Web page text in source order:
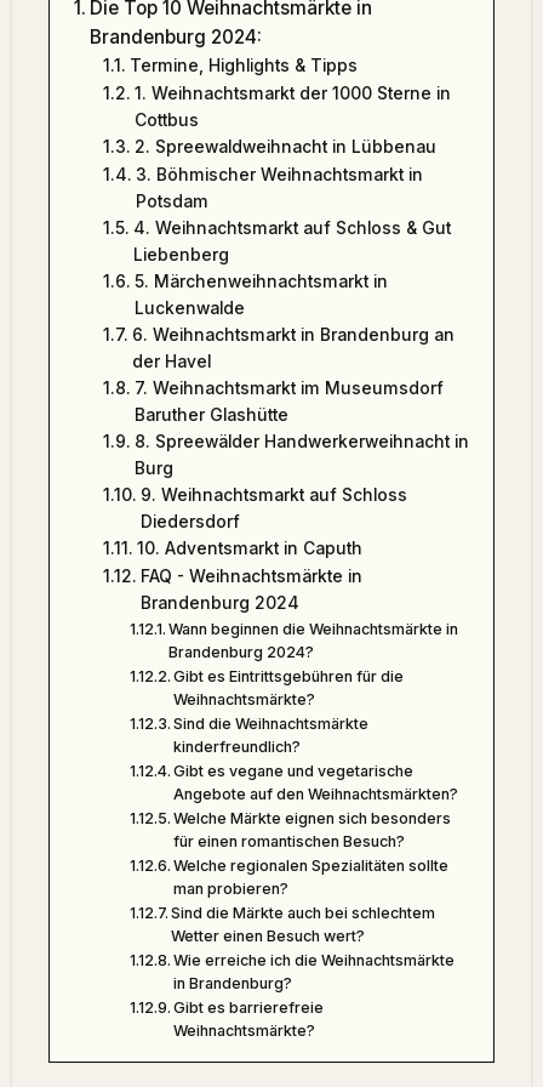
Die Top 10 Weihnachtsmärkte in
Brandenburg 2024:
Termine, Highlights & Tipps
1. Weihnachtsmarkt der 1000 Sterne in
Cottbus
2. Spreewaldweihnacht in Lübbenau
3. Böhmischer Weihnachtsmarkt in
Potsdam
4. Weihnachtsmarkt auf Schloss & Gut
Liebenberg
5. Märchenweihnachtsmarkt in
Luckenwalde
6. Weihnachtsmarkt in Brandenburg an
der Havel
7. Weihnachtsmarkt im Museumsdorf
Baruther Glashütte
8. Spreewälder Handwerkerweihnacht in
Burg
9. Weihnachtsmarkt auf Schloss
Diedersdorf
10. Adventsmarkt in Caputh
FAQ - Weihnachtsmärkte in
Brandenburg 2024
Wann beginnen die Weihnachtsmärkte in
Brandenburg 2024?
Gibt es Eintrittsgebühren für die
Weihnachtsmärkte?
Sind die Weihnachtsmärkte
kinderfreundlich?
Gibt es vegane und vegetarische
Angebote auf den Weihnachtsmärkten?
Welche Märkte eignen sich besonders
für einen romantischen Besuch?
Welche regionalen Spezialitäten sollte
man probieren?
Sind die Märkte auch bei schlechtem
Wetter einen Besuch wert?
Wie erreiche ich die Weihnachtsmärkte
in Brandenburg?
Gibt es barrierefreie
Weihnachtsmärkte?